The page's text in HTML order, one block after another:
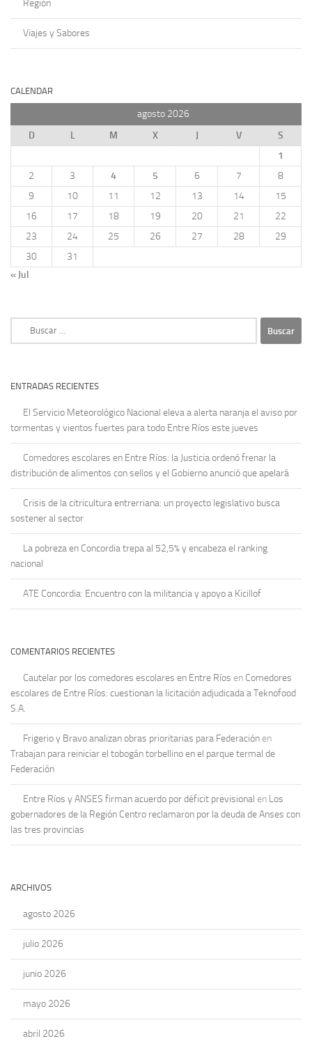
Región
Viajes y Sabores
CALENDAR
agosto 2026
D
L M X J V
S
1
2
3 4 5 6 7
8
9
10 11 12 13 14
15
16
17 18 19 20 21
22
23
24 25 26 27 28
29
30
31
« Jul
ENTRADAS RECIENTES
El Servicio Meteorológico Nacional eleva a alerta naranja el aviso por
tormentas y vientos fuertes para todo Entre Ríos este jueves
Comedores escolares en Entre Ríos: la Justicia ordenó frenar la
distribución de alimentos con sellos y el Gobierno anunció que apelará
Crisis de la citricultura entrerriana: un proyecto legislativo busca
sostener al sector
La pobreza en Concordia trepa al 52,5% y encabeza el ranking
nacional
ATE Concordia: Encuentro con la militancia y apoyo a Kicillof
COMENTARIOS RECIENTES
Cautelar por los comedores escolares en Entre Ríos en Comedores
escolares de Entre Ríos: cuestionan la licitación adjudicada a Teknofood
S.A.
Frigerio y Bravo analizan obras prioritarias para Federación en
Trabajan para reiniciar el tobogán torbellino en el parque termal de
Federación
Entre Ríos y ANSES firman acuerdo por déficit previsional en Los
gobernadores de la Región Centro reclamaron por la deuda de Anses con
las tres provincias
ARCHIVOS
agosto 2026
julio 2026
junio 2026
mayo 2026
abril 2026